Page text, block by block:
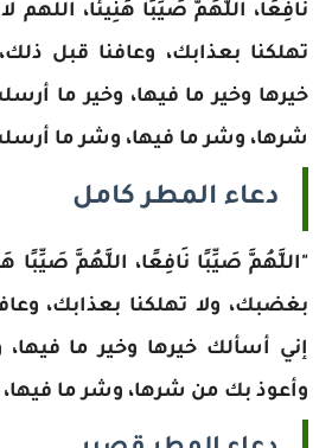
نَافِعًا، اللَّهُمَّ صَيِّبًا هَنِيئًا، اللهم
تهلكنا بعذابك، وعافنا قبل
شرها، وشر ما فيها، وشر ما
دعاء المطر كامل
"اللَّهُمَّ صَيِّبًا نَافِعًا، اللَّهُمَّ صَيِّبًا
بغضبك، ولا تهلكنا بعذابك،
إني أسألك خيرها وخير ما
‏وأعوذ‎ ‎بك من شرها، وشر ما فيها، وشر ما أرسلت به".